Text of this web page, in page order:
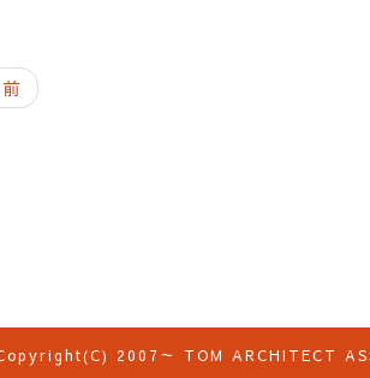
前
2007～ TOM ARCHITECT